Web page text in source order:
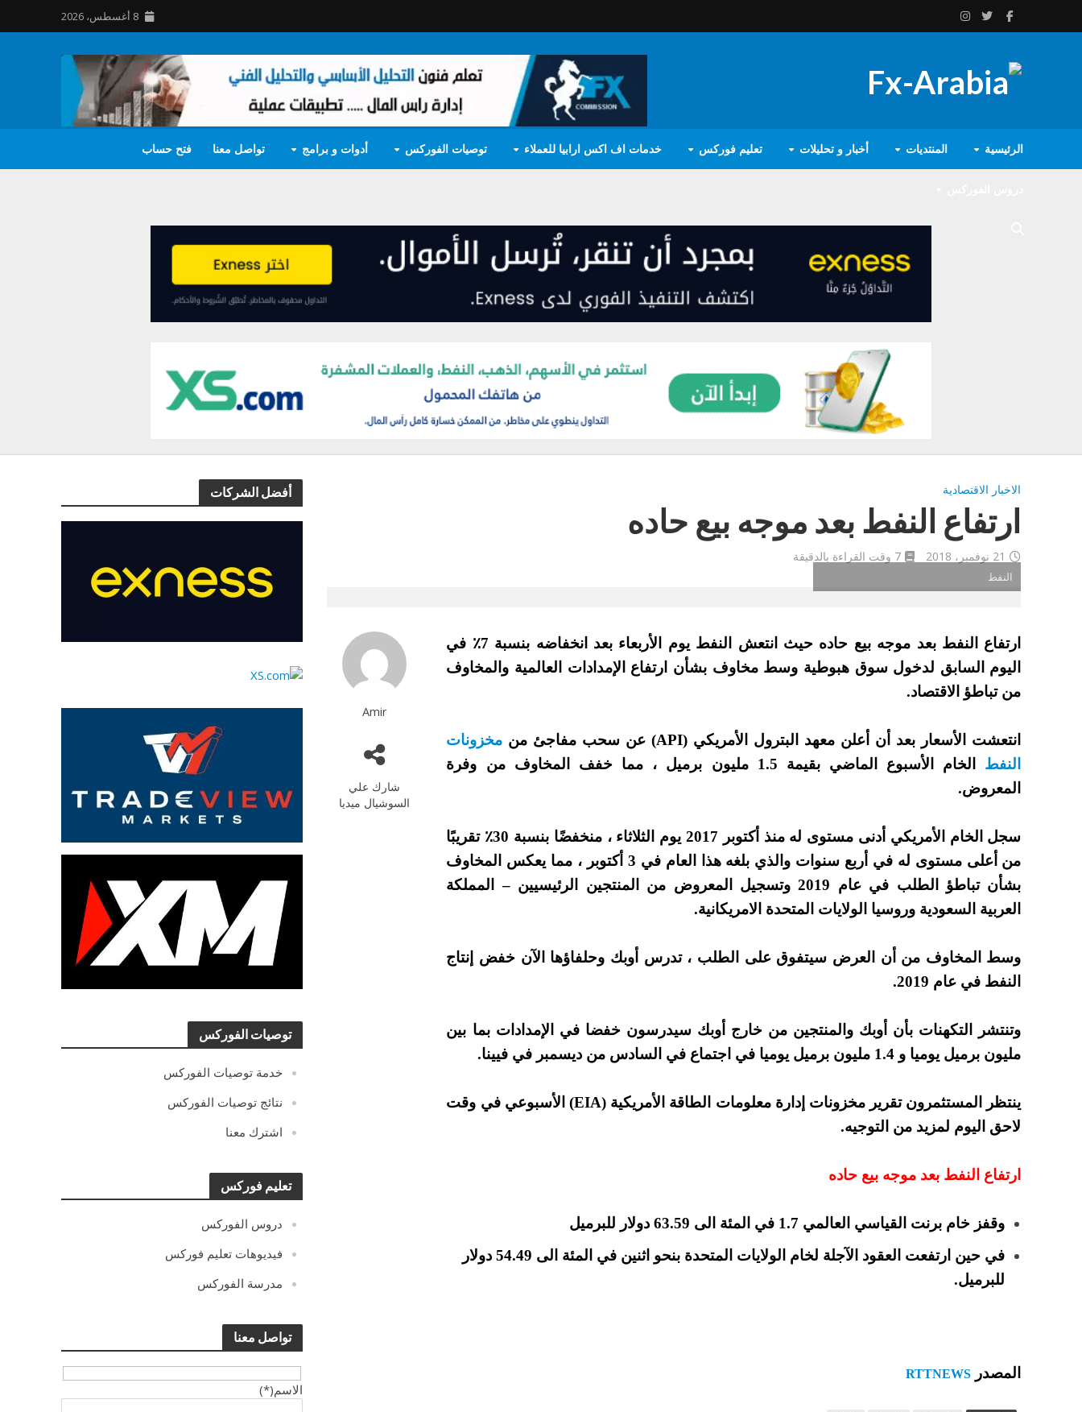
8 أغسطس، 2026
الرئيسية المنتديات أخبار و تحليلات تعليم فوركس خدمات اف اكس ارابيا للعملاء توصيات الفوركس أدوات و برامج تواصل معنا فتح حساب
أفضل الشركات
توصيات الفوركس
خدمة توصيات الفوركس
نتائج توصيات الفوركس
اشترك معنا
تعليم فوركس
دروس الفوركس
فيديوهات تعليم فوركس
مدرسة الفوركس
تواصل معنا
الاسم(*)
الاخبار الاقتصادية
ارتفاع النفط بعد موجه بيع حاده
21 نوفمبر، 2018 7 وقت القراءة بالدقيقة
النفط
Amir
شارك علي
السوشيال ميديا
ارتفاع النفط بعد موجه بيع حاده حيث انتعش النفط يوم الأربعاء بعد انخفاضه بنسبة 7٪ في
اليوم السابق لدخول سوق هبوطية وسط مخاوف بشأن ارتفاع الإمدادات العالمية والمخاوف
من تباطؤ الاقتصاد.
انتعشت الأسعار بعد أن أعلن معهد البترول الأمريكي (API) عن سحب مفاجئ من
مخزونات
النفط
الخام الأسبوع الماضي بقيمة 1.5 مليون برميل ، مما خفف المخاوف من وفرة
المعروض.
سجل الخام الأمريكي أدنى مستوى له منذ أكتوبر 2017 يوم الثلاثاء ، منخفضًا بنسبة 30٪ تقريبًا
من أعلى مستوى له في أربع سنوات والذي بلغه هذا العام في 3 أكتوبر ، مما يعكس المخاوف
بشأن تباطؤ الطلب في عام 2019 وتسجيل المعروض من المنتجين الرئيسيين – المملكة
العربية السعودية وروسيا الولايات المتحدة الامريكانية.
وسط المخاوف من أن العرض سيتفوق على الطلب ، تدرس أوبك وحلفاؤها الآن خفض إنتاج
النفط في عام 2019.
وتنتشر التكهنات بأن أوبك والمنتجين من خارج أوبك سيدرسون خفضا في الإمدادات بما بين
مليون برميل يوميا و 1.4 مليون برميل يوميا في اجتماع في السادس من ديسمبر في فيينا.
ينتظر المستثمرون تقرير مخزونات إدارة معلومات الطاقة الأمريكية (EIA) الأسبوعي في وقت
لاحق اليوم لمزيد من التوجيه.
ارتفاع النفط بعد موجه بيع حاده
وقفز خام برنت القياسي العالمي 1.7 في المئة الى 63.59 دولار للبرميل
في حين ارتفعت العقود الآجلة لخام الولايات المتحدة بنحو اثنين في المئة الى 54.49 دولار
للبرميل.
المصدر RTTNEWS